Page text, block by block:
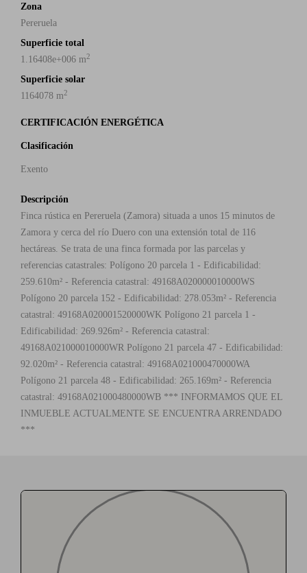
Zona
Pereruela
Superficie total
1.16408e+006 m2
Superficie solar
1164078 m2
CERTIFICACIÓN ENERGÉTICA
Clasificación
Exento
Descripción
Finca rústica en Pereruela (Zamora) situada a unos 15 minutos de
Zamora y cerca del río Duero con una extensión total de 116
hectáreas. Se trata de una finca formada por las parcelas y
referencias catastrales: Polígono 20 parcela 1 - Edificabilidad:
259.610m² - Referencia catastral: 49168A020000010000WS
Polígono 20 parcela 152 - Edificabilidad: 278.053m² - Referencia
catastral: 49168A020001520000WK Polígono 21 parcela 1 -
Edificabilidad: 269.926m² - Referencia catastral:
49168A021000010000WR Polígono 21 parcela 47 - Edificabilidad:
92.020m² - Referencia catastral: 49168A021000470000WA
Polígono 21 parcela 48 - Edificabilidad: 265.169m² - Referencia
catastral: 49168A021000480000WB *** INFORMAMOS QUE EL
INMUEBLE ACTUALMENTE SE ENCUENTRA ARRENDADO
***